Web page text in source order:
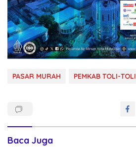
PASAR MURAH PEMKAB TOLI-TOLI
Baca Juga